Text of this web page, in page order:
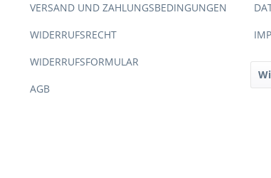
VERSAND UND ZAHLUNGSBEDINGUNGEN
WIDERRUFSRECHT
WIDERRUFSFORMULAR
AGB